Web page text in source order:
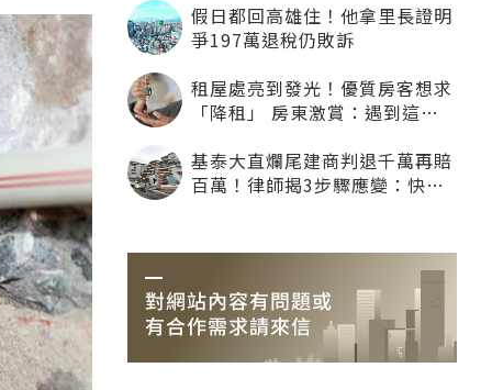
假日都回高雄住！他拿里長證明
爭197萬退稅仍敗訴
租屋處亮到發光！優質房客想求
「降租」 房東激賞：遇到這種
基泰大直爛尾建商判退千萬再賠
百萬！律師揭3步驟應變：快通